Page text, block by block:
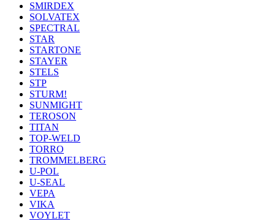
SMIRDEX
SOLVATEX
SPECTRAL
STAR
STARTONE
STAYER
STELS
STP
STURM!
SUNMIGHT
TEROSON
TITAN
TOP-WELD
TORRO
TROMMELBERG
U-POL
U-SEAL
VEPA
VIKA
VOYLET